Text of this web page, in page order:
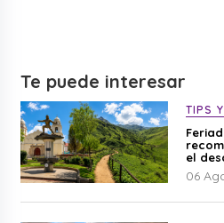
Te puede interesar
TIPS
el
06